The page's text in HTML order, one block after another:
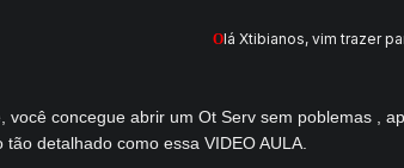
Olá Xtibianos, vim trazer
você concegue abrir um Ot Serv sem poblemas ,
detalhado como essa VIDEO AULA.